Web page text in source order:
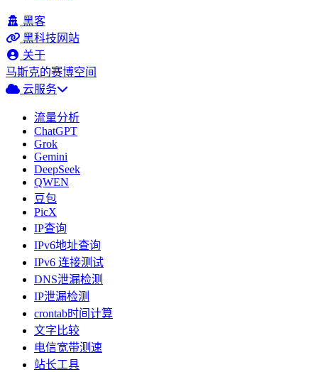
黑客
黑科技网站
关于
马斯克的赛博空间
云服务
流量分析
ChatGPT
Grok
Gemini
DeepSeek
QWEN
豆包
PicX
IP查询
IPv6地址查询
IPv6 连接测试
DNS泄漏检测
IP泄漏检测
crontab时间计算
文字比较
电信宽带测速
站长工具